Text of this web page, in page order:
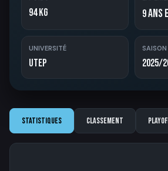
94 kg 9ans
UNIVERSITÉ
UTEP
SAISON
2025/
Statistiques Classement